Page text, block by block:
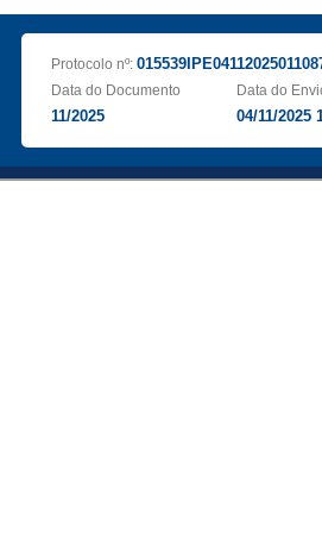
Protocolo nº:
Data do Documento
11/2025
Data do
04/11/2025